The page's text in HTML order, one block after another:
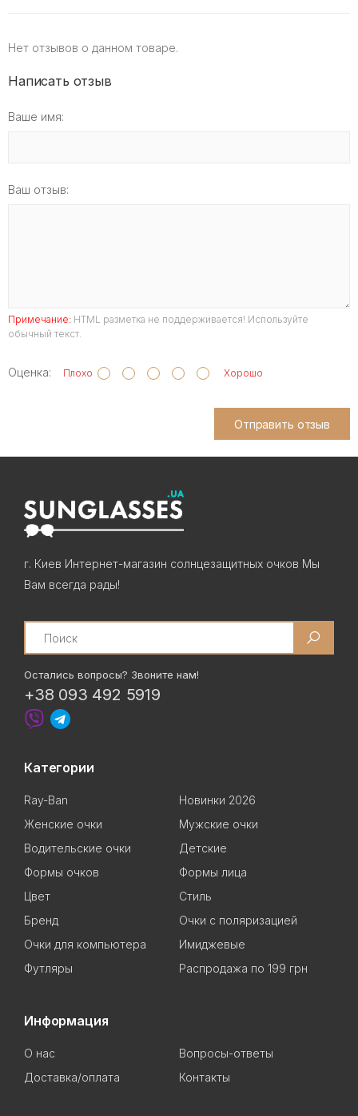
Нет отзывов о данном товаре.
Написать отзыв
Ваше имя:
Ваш отзыв:
Примечание: HTML разметка не поддерживается! Используйте
обычный текст.
Оценка: Плохо Хорошо
Отправить отзыв
г. Киев Интернет-магазин солнцезащитных очков Мы
Вам всегда рады!
Search
Остались вопросы? Звоните нам!
+38 093 492 5919
Категории
Ray-Ban
Новинки 2026
Женские очки
Мужские очки
Водительские очки
Детские
Формы очков
Формы лица
Цвет
Стиль
Бренд
Очки с поляризацией
Очки для компьютера
Имиджевые
Футляры
Распродажа по 199 грн
Информация
О нас
Вопросы-ответы
Доставка/оплата
Контакты